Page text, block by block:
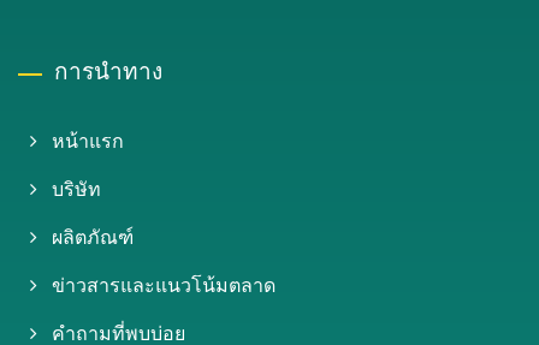
การนำทาง
หน้าแรก
บริษัท
ผลิตภัณฑ์
ข่าวสารและแนวโน้มตลาด
คำถามที่พบบ่อย